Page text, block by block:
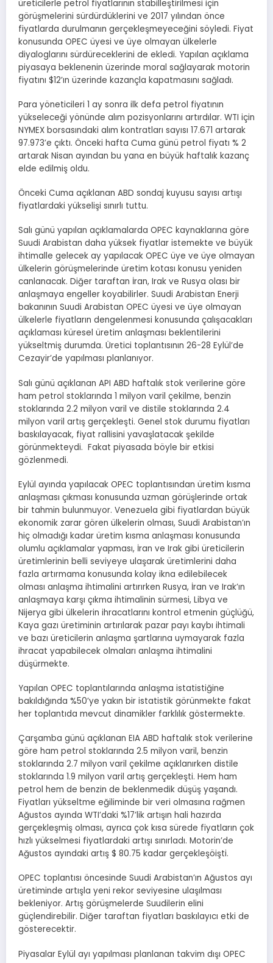
üreticilerle petrol fiyatlarının stabilleştirilmesi için
görüşmelerini sürdürdüklerini ve 2017 yılından önce
fiyatlarda durulmanın gerçekleşmeyeceğini söyledi. Fiyat
konusunda OPEC üyesi ve üye olmayan ülkelerle
diyaloglarını sürdüreceklerini de ekledi. Yapılan açıklama
piyasaya beklenenin üzerinde moral sağlayarak motorin
fiyatını $12’ın üzerinde kazançla kapatmasını sağladı.
Para yöneticileri 1 ay sonra ilk defa petrol fiyatının
yükseleceği yönünde alım pozisyonlarını artırdılar. WTI için
NYMEX borsasındaki alım kontratları sayısı 17.671 artarak
97.973’e çıktı. Önceki hafta Cuma günü petrol fiyatı % 2
artarak Nisan ayından bu yana en büyük haftalık kazanç
elde edilmiş oldu.
Önceki Cuma açıklanan ABD sondaj kuyusu sayısı artışı
fiyatlardaki yükselişi sınırlı tuttu.
Salı günü yapılan açıklamalarda OPEC kaynaklarına göre
Suudi Arabistan daha yüksek fiyatlar istemekte ve büyük
ihtimalle gelecek ay yapılacak OPEC üye ve üye olmayan
ülkelerin görüşmelerinde üretim kotası konusu yeniden
canlanacak. Diğer taraftan İran, Irak ve Rusya olası bir
anlaşmaya engeller koyabilirler. Suudi Arabistan Enerji
bakanının Suudi Arabistan OPEC üyesi ve üye olmayan
ülkelerle fiyatların dengelenmesi konusunda çalışacakları
açıklaması küresel üretim anlaşması beklentilerini
yükseltmiş durumda. Üretici toplantısının 26-28 Eylül’de
Cezayir’de yapılması planlanıyor.
Salı günü açıklanan API ABD haftalık stok verilerine göre
ham petrol stoklarında 1 milyon varil çekilme, benzin
stoklarında 2.2 milyon varil ve distile stoklarında 2.4
milyon varil artış gerçekleşti. Genel stok durumu fiyatları
baskılayacak, fiyat rallisini yavaşlatacak şekilde
görünmekteydi. Fakat piyasada böyle bir etkisi
gözlenmedi.
Eylül ayında yapılacak OPEC toplantısından üretim kısma
anlaşması çıkması konusunda uzman görüşlerinde ortak
bir tahmin bulunmuyor. Venezuela gibi fiyatlardan büyük
ekonomik zarar gören ülkelerin olması, Suudi Arabistan’ın
hiç olmadığı kadar üretim kısma anlaşması konusunda
olumlu açıklamalar yapması, İran ve Irak gibi üreticilerin
üretimlerinin belli seviyeye ulaşarak üretimlerini daha
fazla artırmama konusunda kolay ikna edilebilecek
olması anlaşma ihtimalini artırırken Rusya, İran ve Irak’ın
anlaşmaya karşı çıkma ihtimalinin sürmesi, Libya ve
Nijerya gibi ülkelerin ihracatlarını kontrol etmenin güçlüğü,
Kaya gazı üretiminin artırılarak pazar payı kaybı ihtimali
ve bazı üreticilerin anlaşma şartlarına uymayarak fazla
ihracat yapabilecek olmaları anlaşma ihtimalini
düşürmekte.
Yapılan OPEC toplantılarında anlaşma istatistiğine
bakıldığında %50’ye yakın bir istatistik görünmekte fakat
her toplantıda mevcut dinamikler farklılık göstermekte.
Çarşamba günü açıklanan EIA ABD haftalık stok verilerine
göre ham petrol stoklarında 2.5 milyon varil, benzin
stoklarında 2.7 milyon varil çekilme açıklanırken distile
stoklarında 1.9 milyon varil artış gerçekleşti. Hem ham
petrol hem de benzin de beklenmedik düşüş yaşandı.
Fiyatları yükseltme eğiliminde bir veri olmasına rağmen
Ağustos ayında WTI’daki %17’lik artışın hali hazırda
gerçekleşmiş olması, ayrıca çok kısa sürede fiyatların çok
hızlı yükselmesi fiyatlardaki artışı sınırladı. Motorin’de
Ağustos ayındaki artış $ 80.75 kadar gerçekleşöişti.
OPEC toplantısı öncesinde Suudi Arabistan’ın Ağustos ayı
üretiminde artışla yeni rekor seviyesine ulaşılması
bekleniyor. Artış görüşmelerde Suudilerin elini
güçlendirebilir. Diğer taraftan fiyatları baskılayıcı etki de
gösterecektir.
Piyasalar Eylül ayı yapılması planlanan takvim dışı OPEC